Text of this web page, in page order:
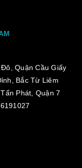
Quận Cầu Giấy
Bắc Từ Liêm
Phát, Quận 7